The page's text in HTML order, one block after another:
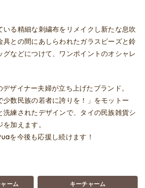
いる精細な刺繍布をリメイクし新たな息吹
具との間にあしらわれたガラスビーズと鈴
グなどにつけて、ワンポイントのオシャレ
ザイナー夫婦が立ち上げたブランド。
少数民族の若者に誇りを！」をモットー
洗練されたデザインで、タイの民族雑貨シ
加えます。
を今後も応援し続けます！
ーム キーチャーム